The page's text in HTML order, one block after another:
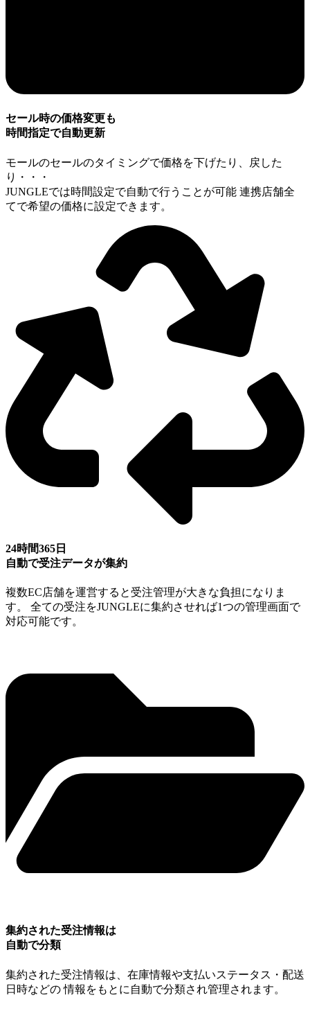
セール時の価格変更も
時間指定で自動更新
モールのセールのタイミングで価格を下げたり、戻した
り・・・
JUNGLEでは時間設定で自動で行うことが可能 連携店舗全
てで希望の価格に設定できます。
24時間365日
自動で受注データが集約
複数EC店舗を運営すると受注管理が大きな負担になりま
す。 全ての受注をJUNGLEに集約させれば1つの管理画面で
対応可能です。
集約された受注情報は
⾃動で分類
集約された受注情報は、在庫情報や⽀払いステータス・配送
⽇時などの 情報をもとに⾃動で分類され管理されます。